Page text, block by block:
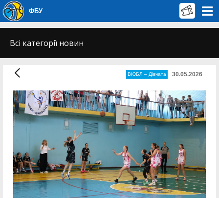
ФБУ
Всі категорії новин
ВЮБЛ – Дiвчата 30.05.2026